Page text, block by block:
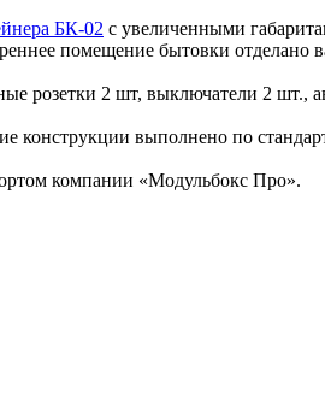
БК-02 с увеличенными
помещение бытовки отделано
розетки 2 шт, выключатели 2
конструкции выполнено по
компании «Модульбокс Про».